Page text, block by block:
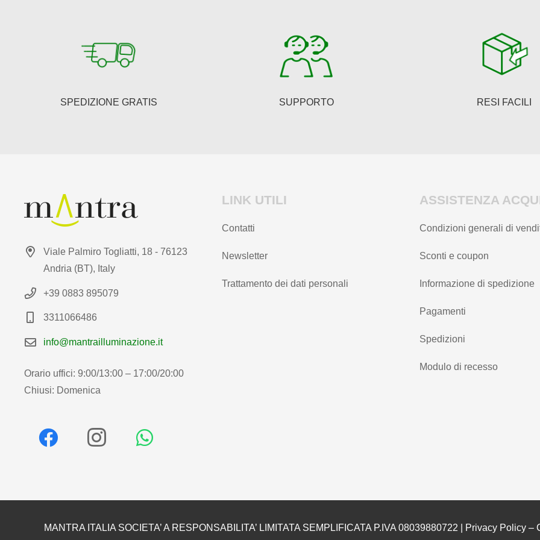
SPEDIZIONE GRATIS SUPPORTO RESI FACILI
Viale Palmiro Togliatti, 18 - 76123
Andria (BT), Italy
+39 0883 895079
3311066486
info@mantrailluminazione.it
Orario uffici: 9:00/13:00 – 17:00/20:00
Chiusi: Domenica
LINK UTILI
Contatti
Newsletter
Trattamento dei dati personali
ASSISTENZA
Condizioni generali di
Sconti e coupon
Informazione di spedizione
Pagamenti
Spedizioni
Modulo di recesso
MANTRA ITALIA SOCIETA’ A RESPONSABILITA’ LIMITATA SEMPLIFICATA P.IVA 08039880722 | Privacy Policy –